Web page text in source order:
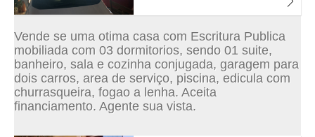
Vende se uma otima casa com Escritura Publica
mobiliada com 03 dormitorios, sendo 01 suite,
banheiro, sala e cozinha conjugada, garagem para
dois carros, area de serviço, piscina, edicula com
churrasqueira, fogao a lenha. Aceita
financiamento. Agente sua vista.